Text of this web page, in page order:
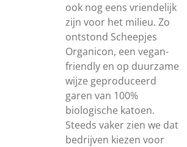
ook nog eens vriendelijk
zijn voor het milieu. Zo
ontstond Scheepjes
Organicon, een vegan-
friendly en op duurzame
wijze geproduceerd
garen van 100%
biologische katoen.
Steeds vaker zien we dat
bedrijven kiezen voor